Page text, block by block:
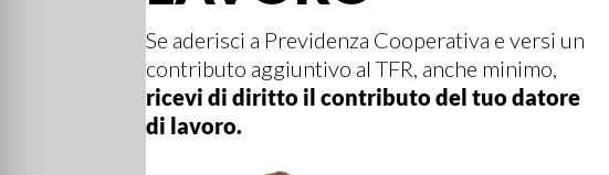
Se aderisci a Previdenza Cooperativa e versi un
contributo aggiuntivo al TFR, anche minimo,
ricevi di diritto il contributo del tuo datore
di lavoro.